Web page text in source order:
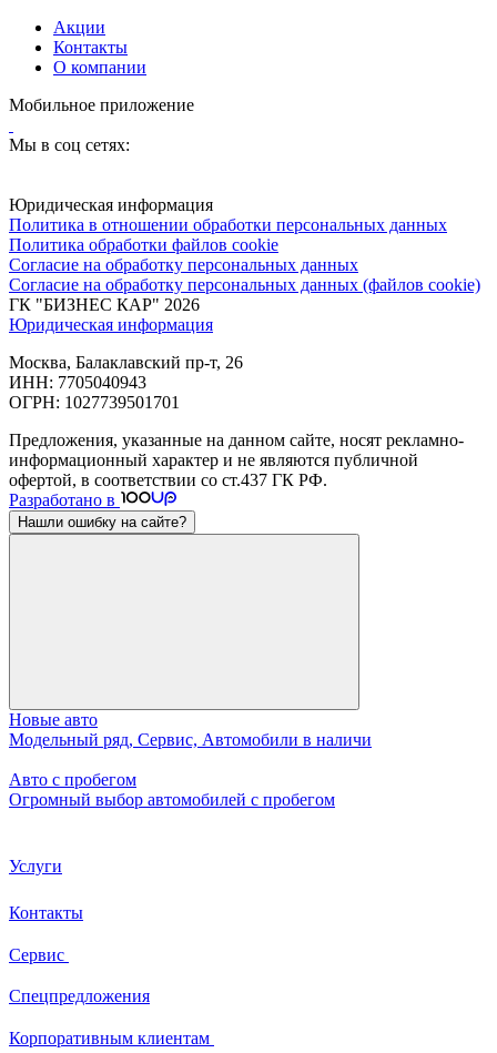
Акции
Контакты
О компании
Мобильное приложение
Мы в соц сетях:
Юридическая информация
Политика в отношении обработки персональных данных
Политика обработки файлов cookie
Согласие на обработку персональных данных
Согласие на обработку персональных данных (файлов cookie)
ГК "БИЗНЕС КАР" 2026
Юридическая информация
Москва, Балаклавский пр-т, 26
ИНН: 7705040943
ОГРН: 1027739501701
Предложения, указанные на данном сайте, носят рекламно-
информационный характер и не являются публичной
офертой, в соответствии со ст.437 ГК РФ.
Разработано в
Нашли ошибку на сайте?
Новые авто
Модельный ряд, Сервис, Автомобили в наличи
Авто с пробегом
Огромный выбор автомобилей с пробегом
Услуги
Контакты
Сервис
Спецпредложения
Корпоративным клиентам